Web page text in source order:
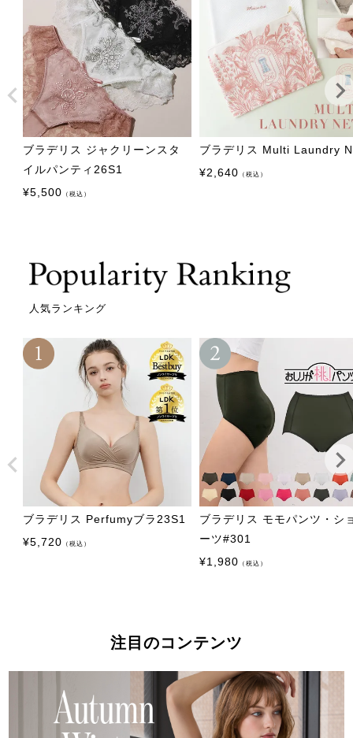
ブラデリス ジャクリーンスタ
イルパンティ26S1
¥5,500 （税込）
ブラデリス Multi Laundry
¥2,640 （税込）
人気ランキング
ブラデリス Perfumyブラ23S1
¥5,720 （税込）
ブラデリス モモパンツ・シ
ーツ#301
¥1,980 （税込）
注目のコンテンツ